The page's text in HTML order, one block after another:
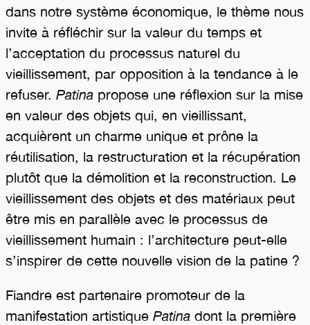
dans notre système économique, le thème nous
invite à réfléchir sur la valeur du temps et
l’acceptation du processus naturel du
vieillissement, par opposition à la tendance à le
refuser. Patina propose une réflexion sur la mise
en valeur des objets qui, en vieillissant,
acquièrent un charme unique et prône la
réutilisation, la restructuration et la récupération
plutôt que la démolition et la reconstruction. Le
vieillissement des objets et des matériaux peut
être mis en parallèle avec le processus de
vieillissement humain : l’architecture peut-elle
s’inspirer de cette nouvelle vision de la patine ?
Fiandre est partenaire promoteur de la
manifestation artistique Patina dont la première